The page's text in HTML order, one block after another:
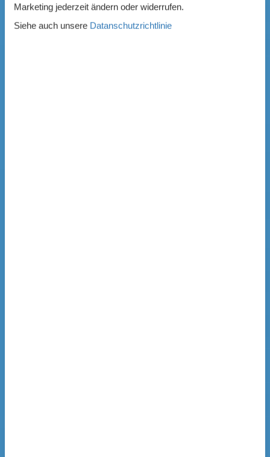
Marketing jederzeit ändern oder widerrufen.
Siehe auch unsere Datanschutzrichtlinie